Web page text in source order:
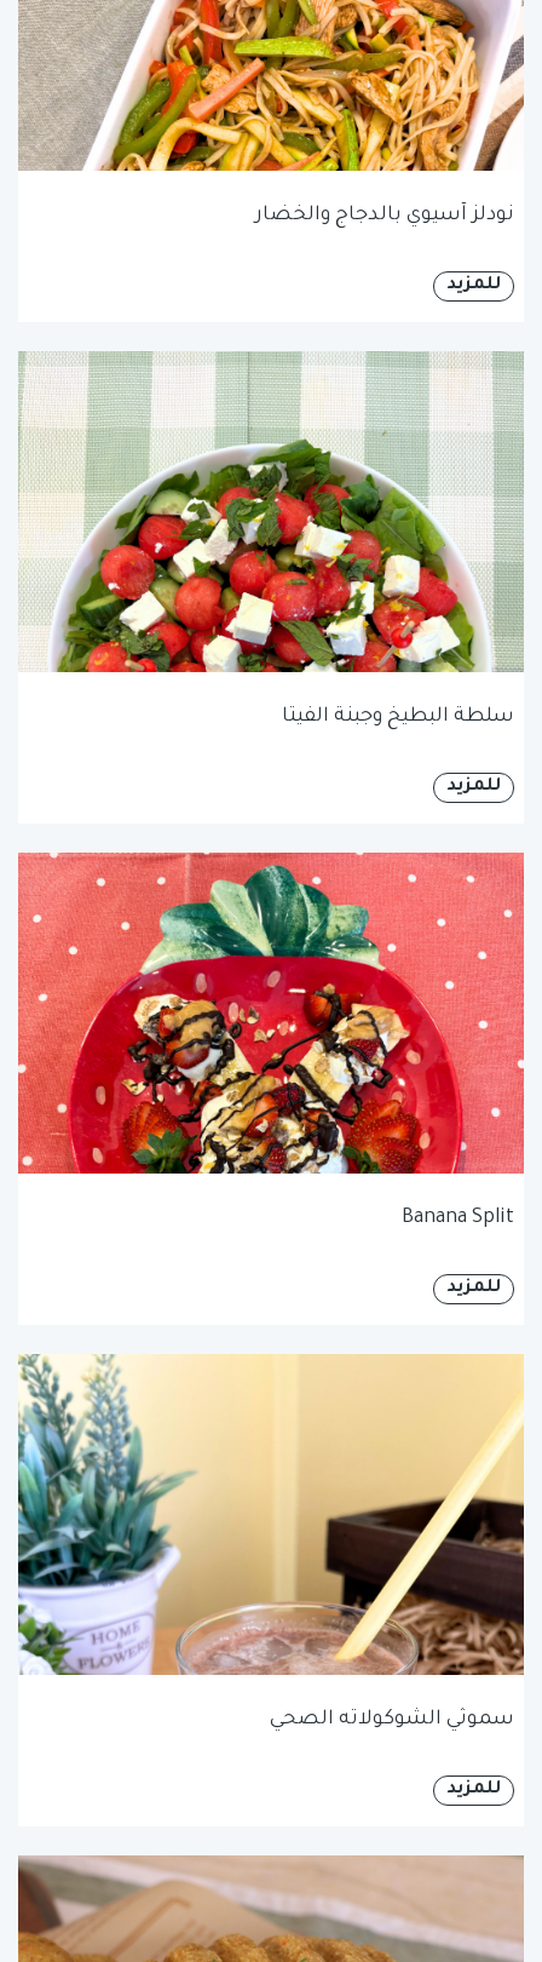
نودلز آسيوي بالدجاج والخضار
للمزيد
سلطة البطيخ وجبنة الفيتا
للمزيد
Banana Split
للمزيد
سموثي الشوكولاته الصحي
للمزيد